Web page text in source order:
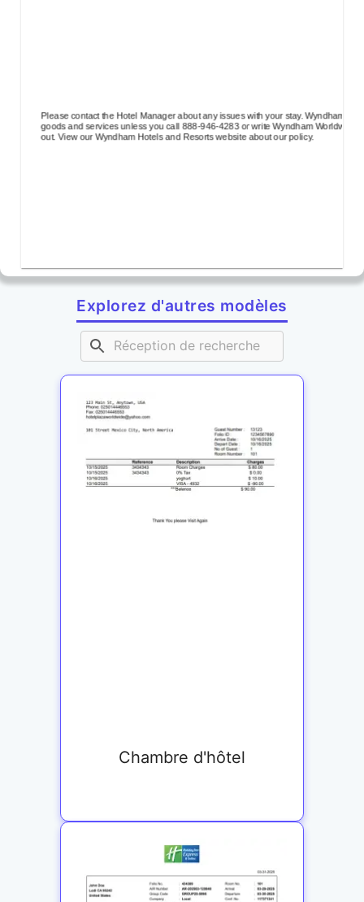
Please contact the Hotel Manager about any issues with your stay. Wyndham
goods and services unless you call 888-946-4283 or write Wyndham Worldwide
out. View our Wyndham Hotels and Resorts website about our policy.
Explorez d'autres modèles
Chambre d'hôtel